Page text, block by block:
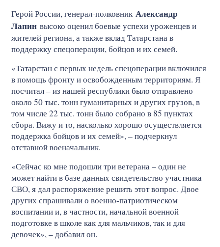
Герой России, генерал-полковник Александр
Лапин высоко оценил боевые успехи уроженцев и
жителей региона, а также вклад Татарстана в
поддержку спецоперации, бойцов и их семей.
«Татарстан с первых недель спецоперации включился
в помощь фронту и освобожденным территориям. Я
посчитал – из нашей республики было отправлено
около 50 тыс. тонн гуманитарных и других грузов, в
том числе 22 тыс. тонн было собрано в 85 пунктах
сбора. Вижу и то, насколько хорошо осуществляется
поддержка бойцов и их семей», – подчеркнул
отставной военачальник.
«Сейчас ко мне подошли три ветерана – один не
может найти в базе данных свидетельство участника
СВО, я дал распоряжение решить этот вопрос. Двое
других спрашивали о военно-патриотическом
воспитании и, в частности, начальной военной
подготовке в школе как для мальчиков, так и для
девочек», – добавил он.